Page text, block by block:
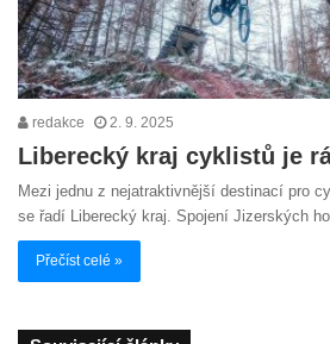
redakce 2. 9. 2025
Liberecký kraj cyklistů je
Mezi jednu z nejatraktivnější destinací pro
se řadí Liberecký kraj. Spojení Jizerských
Přečíst celé »